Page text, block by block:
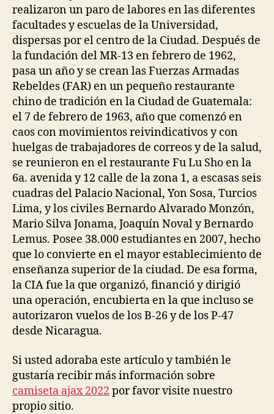
realizaron un paro de labores en las diferentes
facultades y escuelas de la Universidad,
dispersas por el centro de la Ciudad. Después de
la fundación del MR-13 en febrero de 1962,
pasa un año y se crean las Fuerzas Armadas
Rebeldes (FAR) en un pequeño restaurante
chino de tradición en la Ciudad de Guatemala:
el 7 de febrero de 1963, año que comenzó en
caos con movimientos reivindicativos y con
huelgas de trabajadores de correos y de la salud,
se reunieron en el restaurante Fu Lu Sho en la
6a. avenida y 12 calle de la zona 1, a escasas seis
cuadras del Palacio Nacional, Yon Sosa, Turcios
Lima, y los civiles Bernardo Alvarado Monzón,
Mario Silva Jonama, Joaquín Noval y Bernardo
Lemus. Posee 38.000 estudiantes en 2007, hecho
que lo convierte en el mayor establecimiento de
enseñanza superior de la ciudad. De esa forma,
la CIA fue la que organizó, financió y dirigió
una operación, encubierta en la que incluso se
autorizaron vuelos de los B-26 y de los P-47
desde Nicaragua.
Si usted adoraba este artículo y también le
gustaría recibir más información sobre
camiseta ajax 2022 por favor visite nuestro
propio sitio.